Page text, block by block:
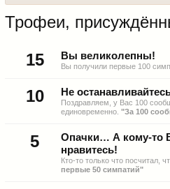
Трофеи,
15
Вы великолепны!
Вы получили первые 100
10 Не
Поздравляем, у Вас 100
единовременно. "За 100
5
Опачки… А кому-то
нравитесь!
Кто-то только что посчитал,
первые 50 симпатий"